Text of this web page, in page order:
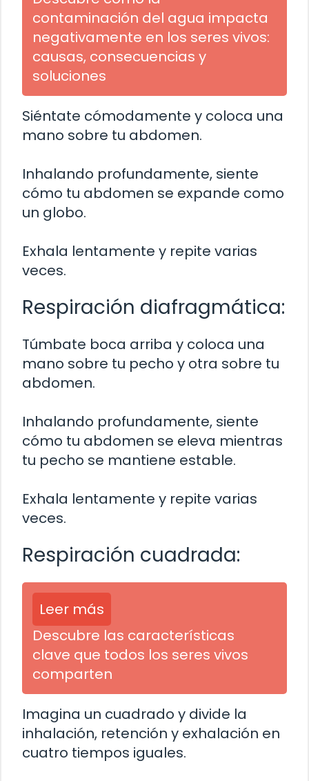
contaminación del agua impacta
negativamente en los seres vivos:
causas, consecuencias y
soluciones
Siéntate cómodamente y coloca una
mano sobre tu abdomen.
Inhalando profundamente, siente
cómo tu abdomen se expande como
un globo.
Exhala lentamente y repite varias
veces.
Respiración diafragmática:
Túmbate boca arriba y coloca una
mano sobre tu pecho y otra sobre tu
abdomen.
Inhalando profundamente, siente
cómo tu abdomen se eleva mientras
tu pecho se mantiene estable.
Exhala lentamente y repite varias
veces.
Respiración cuadrada:
Leer más
Descubre las características
clave que todos los seres vivos
comparten
Imagina un cuadrado y divide la
inhalación, retención y exhalación en
cuatro tiempos iguales.